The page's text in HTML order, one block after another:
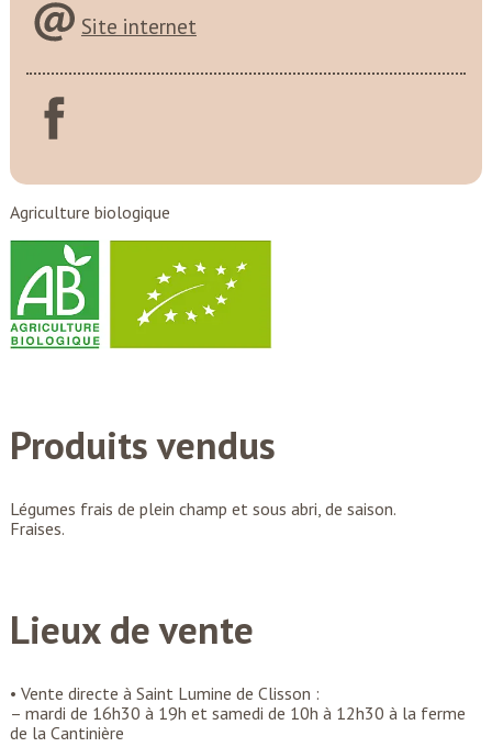
Site internet
Agriculture biologique
Produits vendus
Légumes frais de plein champ et sous abri, de saison.
Fraises.
Lieux de vente
• Vente directe à Saint Lumine de Clisson :
– mardi de 16h30 à 19h et samedi de 10h à 12h30 à la ferme
de la Cantinière